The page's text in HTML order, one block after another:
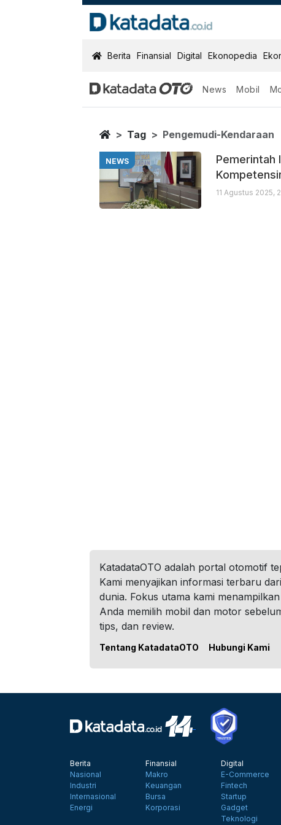
KatadataOTO
Berita Finansial Digital Ekonopedia
News Mobil
Pengemudi
Berita Terbaru
Home
Tag Pengemudi-Kendaraan
NEWS
Pemerintah
11 Agustus 2025,
KatadataOTO adalah portal otomotif
Kami menyajikan informasi terbaru
dunia. Fokus utama kami
Anda memilih mobil dan motor
tips, dan review.
Tentang KatadataOTO Hubungi Kami
Berita
Nasional
Industri
Internasional
Energi
Finansial
Makro
Keuangan
Bursa
Korporasi
Digital
E-Commerce
Fintech
Startup
Gadget
Teknologi